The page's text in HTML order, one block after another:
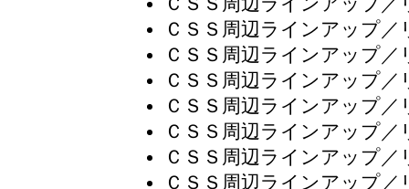
ＣＳＳ周辺ラインアップ／
ＣＳＳ周辺ラインアップ／
ＣＳＳ周辺ラインアップ／
ＣＳＳ周辺ラインアップ／
ＣＳＳ周辺ラインアップ／
ＣＳＳ周辺ラインアップ／
ＣＳＳ周辺ラインアップ／